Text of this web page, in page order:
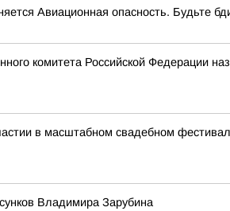
Авиационная опасность. Будьте
комитета Российской Федерации
в масштабном свадебном
Владимира Зарубина